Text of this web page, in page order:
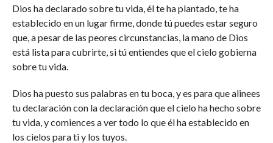
Dios ha declarado sobre tu vida, él te ha plantado, te ha
establecido en un lugar firme, donde tú puedes estar seguro
que, a pesar de las peores circunstancias, la mano de Dios
está lista para cubrirte, si tú entiendes que el cielo gobierna
sobre tu vida.
Dios ha puesto sus palabras en tu boca, y es para que alinees
tu declaración con la declaración que el cielo ha hecho sobre
tu vida, y comiences a ver todo lo que él ha establecido en
los cielos para ti y los tuyos.